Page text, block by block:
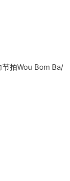
节拍Wou Bom Ba/